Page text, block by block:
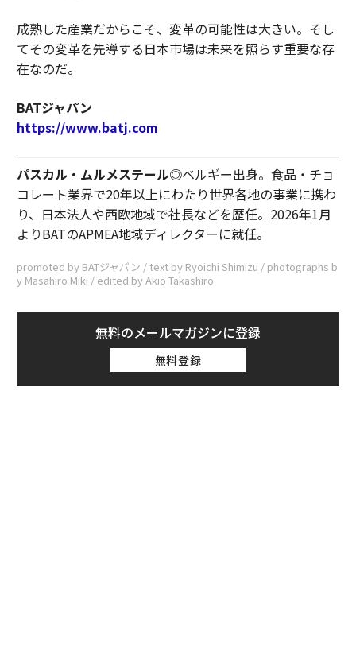
成熟した産業だからこそ、変革の可能性は大きい。そし
てその変革を先導する日本市場は未来を照らす重要な存
在なのだ。
BATジャパン
https://www.batj.com
パスカル・ムルメステール◎ベルギー出身。食品・チョ
コレート業界で20年以上にわたり世界各地の事業に携わ
り、日本法人や西欧地域で社長などを歴任。2026年1月
よりBATのAPMEA地域ディレクターに就任。
promoted by BATジャパン / text by Ryoichi Shimizu / photographs b
y Masahiro Miki / edited by Akio Takashiro
無料のメールマガジンに登録
無料登録